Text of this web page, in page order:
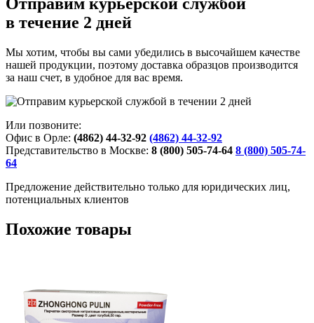
Отправим курьерской службой
в течение 2 дней
Мы хотим, чтобы вы сами убедились в высочайшем качестве
нашей продукции, поэтому доставка образцов производится
за наш счет, в удобное для вас время.
Или позвоните:
Офис в Орле: (4862) 44-32-92 (4862) 44-32-92
Представительство в Москве: 8 (800) 505-74-64 8 (800) 505-74-
64
Предложение действительно только для юридических лиц,
потенциальных клиентов
Похожие товары